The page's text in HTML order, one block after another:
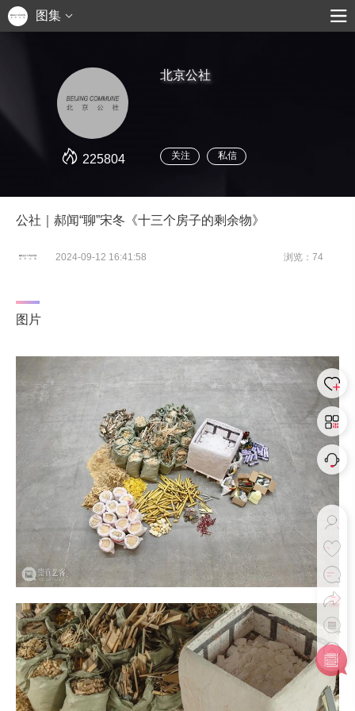
图集
225804
北京公社
关注 私信
公社｜郝闻“聊”宋冬《十三个房子的剩余物》
2024-09-12 16:41:58 浏览：74
图片